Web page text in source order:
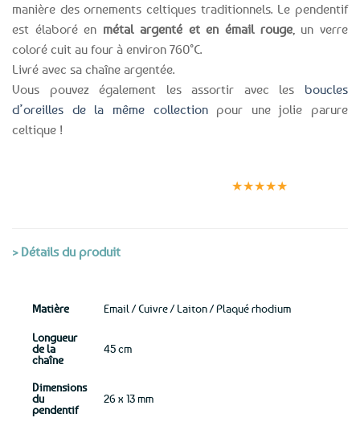
manière des ornements celtiques traditionnels. Le pendentif
est élaboré en métal argenté et en émail rouge, un verre
coloré cuit au four à environ 760°C.
Livré avec sa chaîne argentée.
Vous pouvez également les assortir avec les boucles
d’oreilles de la même collectionpour une jolie parure
celtique !
★★★★★
> Détails du produit
Matière Email / Cuivre / Laiton / Plaqué rhodium
Longueur
de la
chaîne
45 cm
Dimensions
du
pendentif
26 x 13 mm